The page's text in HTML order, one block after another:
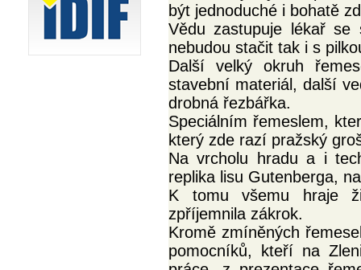
být jednoduché i bohatě
Vědu zastupuje lékař se
nebudou stačit tak i s
Další velký okruh
stavební materiál, další
drobná řezbářka.
Speciálním řemeslem,
který zde razí pražský
Na vrcholu hradu a i
replika lisu Gutenberga,
K tomu všemu hraje
zpříjemnila zákrok.
Kromě zmíněných
pomocníků, kteří na